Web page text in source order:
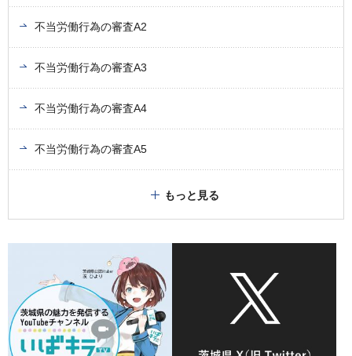
不当労働行為の審査A2
不当労働行為の審査A3
不当労働行為の審査A4
不当労働行為の審査A5
もっと見る